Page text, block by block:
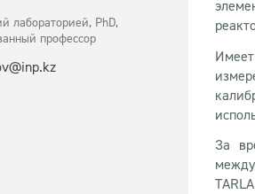
лабораторией, PhD,
профессор
За